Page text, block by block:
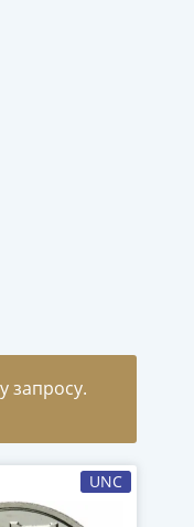
запросу.
UNC